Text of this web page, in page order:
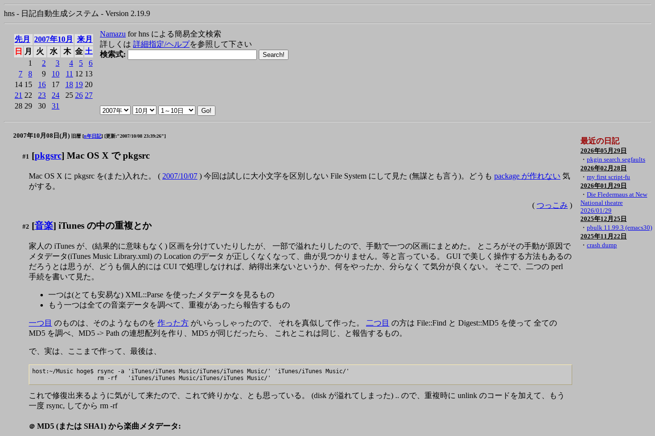
hns - 日記自動生成システム - Version 2.19.9
先月 2007年10月
来月
日
月 火 水 木 金 土
1
2 3 4 5
6
7
8 9 10 11 12 13
14 15 16 17 18 19 20
21 22 23 24 25 26 27
28 29 30 31
Namazu for hns による簡易全文検索
詳しくは 詳細指定/ヘルプを参照して下さい
検索式:
2007年10月08日(月) 旧暦 [n年日記] [更新:"2007/10/08 23:39:26"]
#1 [pkgsrc] Mac OS X で pkgsrc
Mac OS X に pkgsrc を(また)入れた。 ( 2007/10/07 ) 今回は試しに大小文字を区別しない File System にして見た (無謀とも言う)。どうも package が作れない 気
がする。
( つっこみ )
#2 [音楽] iTunes の中の重複とか
家人の iTunes が、(結果的に意味もなく) 区画を分けていたりしたが、 一部で溢れたりしたので、手動で一つの区画にまとめた。 ところがその手動が原因で
メタデータ(iTunes Music Library.xml) の Location のデータ が正しくなくなって、曲が見つかりません。等と言っている。 GUI で美しく操作する方法もあるの
だろうとは思うが、どうも個人的には CUI で処理しなければ、納得出来ないというか、何をやったか、分らなく て気分が良くない。 そこで、二つの perl
手続を書いて見た。
一つは(とても安易な) XML::Parse を使ったメタデータを見るもの
もう一つは全ての音楽データを調べて、重複があったら報告するもの
一つ目 のものは、そのようなものを 作った方 がいらっしゃったので、 それを真似して作った。 二つ目 の方は File::Find と Digest::MD5 を使って 全ての
MD5 を調べ、MD5 -> Path の連想配列を作り、MD5 が同じだったら、 これとこれは同じ、と報告するもの。
で、実は、ここまで作って、最後は、
host:~/Music hoge$ rsync -a 'iTunes/iTunes Music/iTunes/iTunes Music/' 'iTunes/iTunes Music/'
これで修復出来るように気がして来たので、これで終りかな、とも思っている。 (disk が溢れてしまった) .. ので、重複時に unlink のコードを加えて、もう
一度 rsync, してから rm -rf
＠ MD5 (または SHA1) から楽曲メタデータ:
最近の日記
2026年05月29日
・ pkgin search segfaults
2026年02月28日
・ my first script-fu
2026年01月29日
・ Die Fledermaus at New
National theatre
2026/01/29
2025年12月25日
・ pbulk 11.99.3 (emacs30)
2025年11月22日
・ crash dump